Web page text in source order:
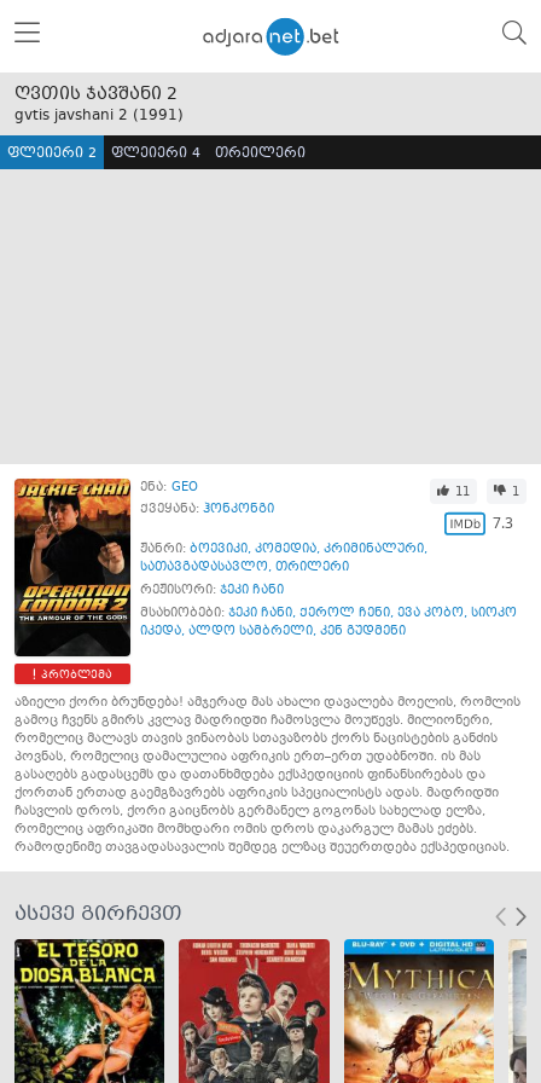
ღვთის ჯავშანი 2
gvtis javshani 2 (1991)
ფლეიერი 2 ფლეიერი 4 თრეილერი
პრობლემა
ენა: GEO
ქვეყანა: ჰონკონგი
11 1
7.3
ჟანრი: ბოევიკი, კომედია, კრიმინალური,
სათავგადასავლო, თრილერი
რეჟისორი: ჯეკი ჩანი
მსახიობები: ჯეკი ჩანი, ქეროლ ჩენი, ევა კობო, სიოკო
იკედა, ალდო სამბრელი, კენ გუდმენი
აზიელი ქორი ბრუნდება! ამჯერად მას ახალი დავალება მოელის, რომლის
გამოც ჩვენს გმირს კვლავ მადრიდში ჩამოსვლა მოუწევს. მილიონერი,
რომელიც მალავს თავის ვინაობას სთავაზობს ქორს ნაცისტების განძის
პოვნას, რომელიც დამალულია აფრიკის ერთ–ერთ უდაბნოში. ის მას
გასაღებს გადასცემს და დათანხმდება ექსპედიციის ფინანსირებას და
ქორთან ერთად გაემგზავრებს აფრიკის სპეციალისტს ადას. მადრიდში
ჩასვლის დროს, ქორი გაიცნობს გერმანელ გოგონას სახელად ელზა,
რომელიც აფრიკაში მომხდარი ომის დროს დაკარგულ მამას ეძებს.
რამოდენიმე თავგადასავალის შემდეგ ელზაც შეუერთდება ექსპედიციას.
ასევე გირჩევთ